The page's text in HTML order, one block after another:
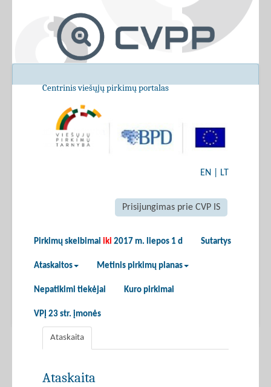
Centrinis viešųjų pirkimų portalas
EN LT
Prisijungimas prie CVP IS
Pirkimų skelbimai iki 2017 m. liepos 1 d Sutartys
Ataskaitos Metinis pirkimų planas
Nepatikimi tiekėjai Kuro pirkimai
VPĮ 23 str. įmonės
Ataskaita
Ataskaita